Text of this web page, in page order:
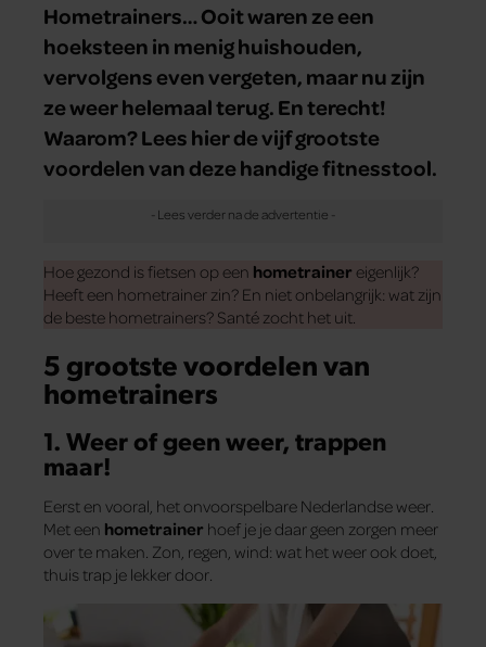
Hometrainers… Ooit waren ze een
hoeksteen in menig huishouden,
vervolgens even vergeten, maar nu zijn
ze weer helemaal terug. En terecht!
Waarom? Lees hier de vijf grootste
voordelen van deze handige fitnesstool.
Hoe gezond is fietsen op een hometrainer eigenlijk?
Heeft een hometrainer zin? En niet onbelangrijk: wat zijn
de beste hometrainers? Santé zocht het uit.
5 grootste voordelen van
hometrainers
1. Weer of geen weer, trappen
maar!
Eerst en vooral, het onvoorspelbare Nederlandse weer.
Met een hometrainer hoef je je daar geen zorgen meer
over te maken. Zon, regen, wind: wat het weer ook doet,
thuis trap je lekker door.